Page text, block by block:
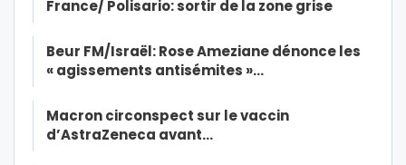
France/ Polisario: sortir de la zone grise
Beur FM/Israël: Rose Ameziane dénonce les
« agissements antisémites »…
Macron circonspect sur le vaccin
d’AstraZeneca avant…